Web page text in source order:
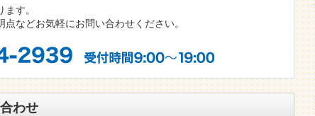
す。
などお気軽にお問い合わせください。
わせ